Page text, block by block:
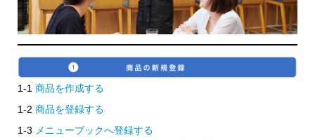
1-1 商品を作成する
1-2 商品を登録する
1-3 メニューブックへ登録する